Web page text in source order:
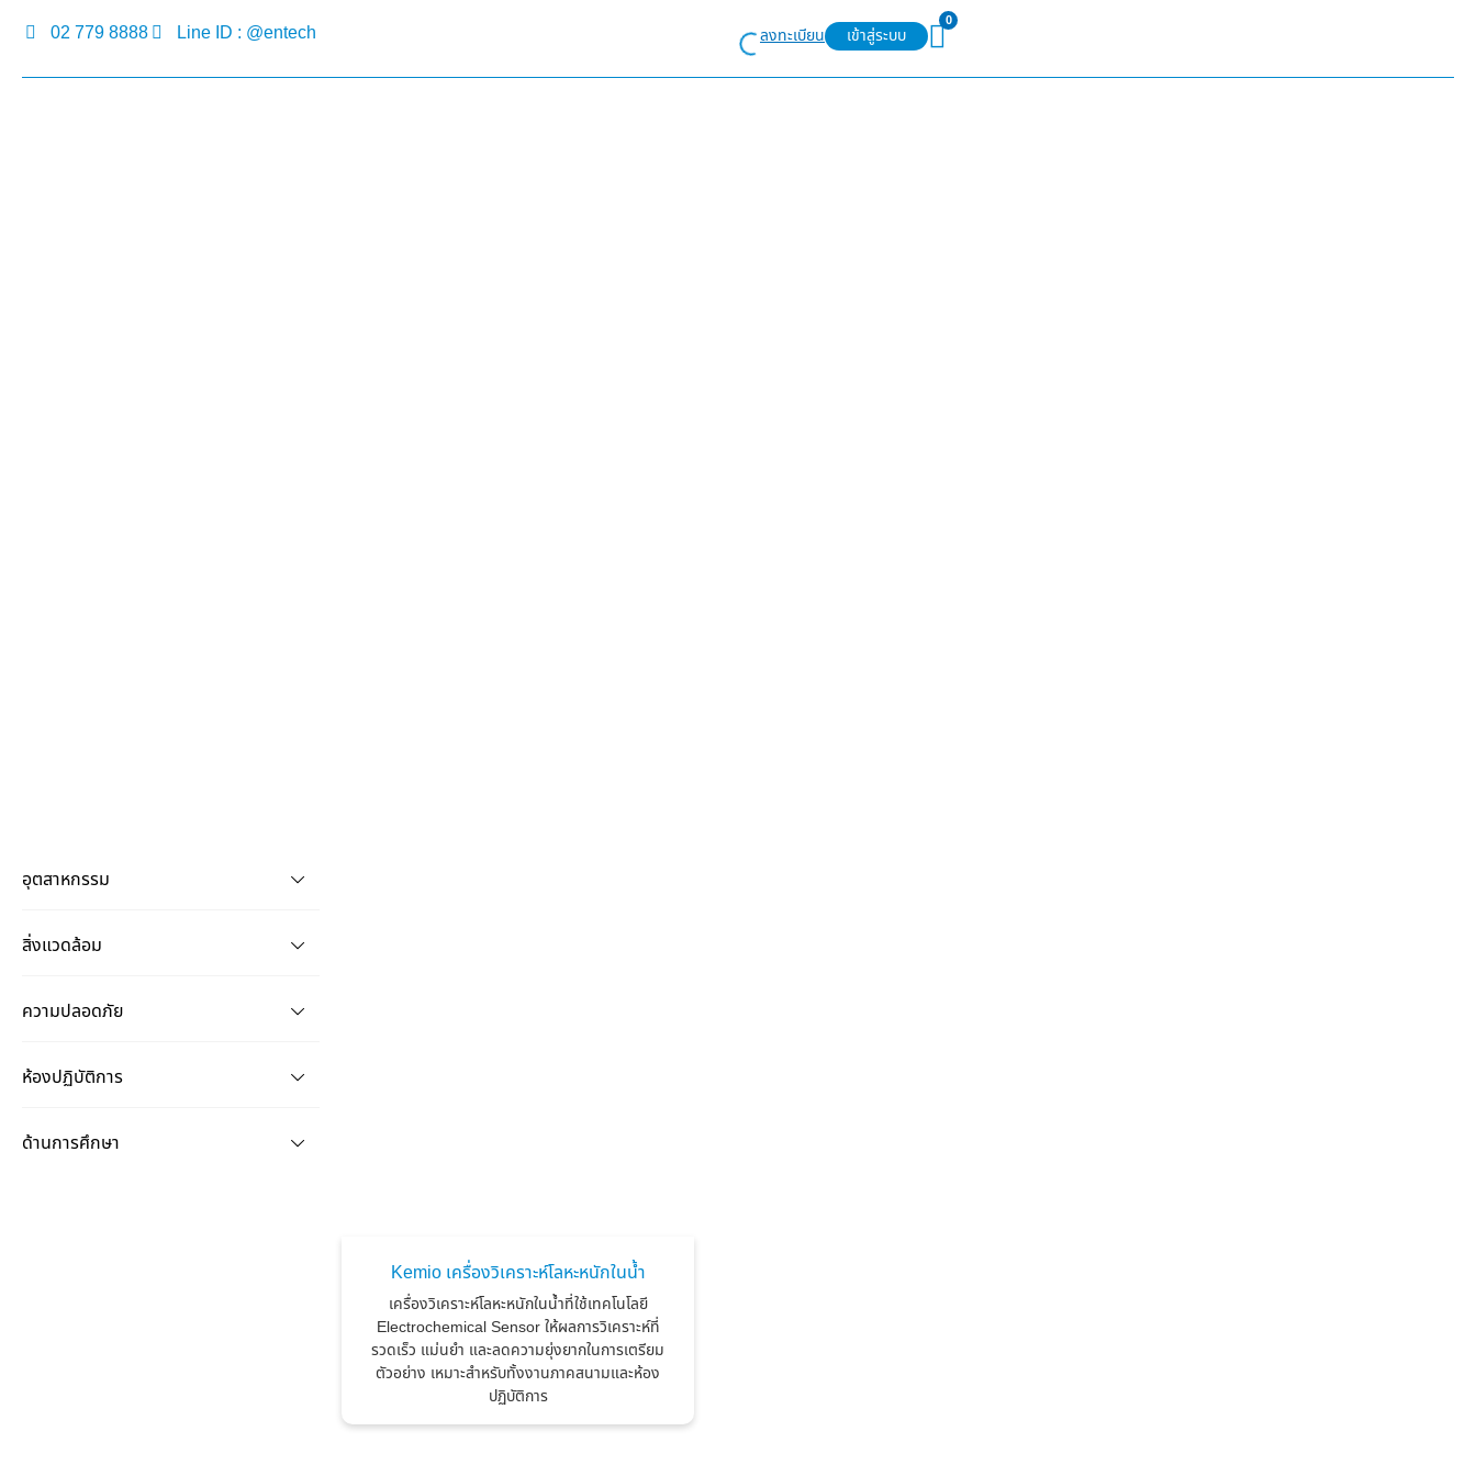
02 779 8888 Line ID : @entech ลงทะเบียน เข้าสู่ระบบ
0
อุตสาหกรรม
สิ่งแวดล้อม
ความปลอดภัย
ห้องปฏิบัติการ
ด้านการศึกษา
Kemio เครื่องวิเคราะห์โลหะหนักในน้ำ
เครื่องวิเคราะห์โลหะหนักในน้ำที่ใช้เทคโนโลยี
Electrochemical Sensor ให้ผลการวิเคราะห์ที่
รวดเร็ว แม่นยำ และลดความยุ่งยากในการเตรียม
ตัวอย่าง เหมาะสำหรับทั้งงานภาคสนามและห้อง
ปฏิบัติการ